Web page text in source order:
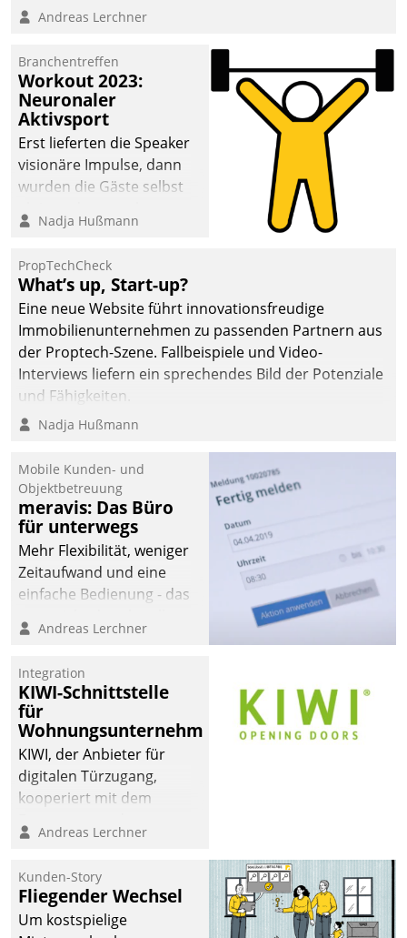
Andreas Lerchner
Branchentreffen
Workout 2023:
Neuronaler
Aktivsport
Erst lieferten die Speaker
visionäre Impulse, dann
wurden die Gäste selbst
methodisch
Quartier. Dazwischen
zeigte Datatrain, was es
Neues zu bieten hat.
Nadja Hußmann
PropTechCheck
What’s up, Start-up?
Eine neue Website führt innovationsfreudige
Immobilienunternehmen zu passenden Partnern aus
der Proptech-Szene. Fallbeispiele und Video-
Interviews liefern ein sprechendes Bild der Potenziale
und Fähigkeiten.
Nadja Hußmann
Mobile Kunden- und
Objektbetreuung
meravis: Das Büro
für unterwegs
Mehr Flexibilität, weniger
Zeitaufwand und eine
einfache Bedienung - das
Cockpit für mobile
Datatrain. Die meravis
Wohnungsbau- und
Immobilien GmbH hat
sich dabei für den Betrieb
der Lösung über die SAP
Cloud Platform
Unternehmen am
Andreas Lerchner
Integration
KIWI-Schnittstelle
für
Wohnungsunternehmen
KIWI, der Anbieter für
digitalen Türzugang,
kooperiert mit dem
Softwareentwicklungshaus
Andreas Lerchner
Kunden-Story
Fliegender Wechsel
Um kostspielige